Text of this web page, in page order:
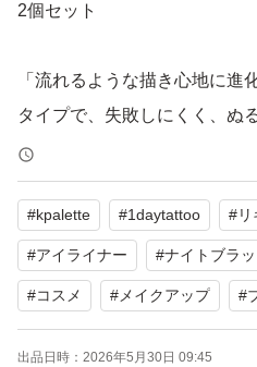
2個セット
「流れるような描き心地に進
タイプで、失敗しにくく、ぬ
す。
#kpalette #1daytattoo #
#アイライナー #ナイトブラッ
#コスメ #メイクアップ #
出品日時： 2026年5月30日 09:45